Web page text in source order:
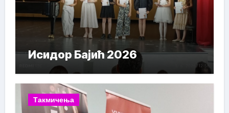
Исидор Бајић 2026
Такмичења